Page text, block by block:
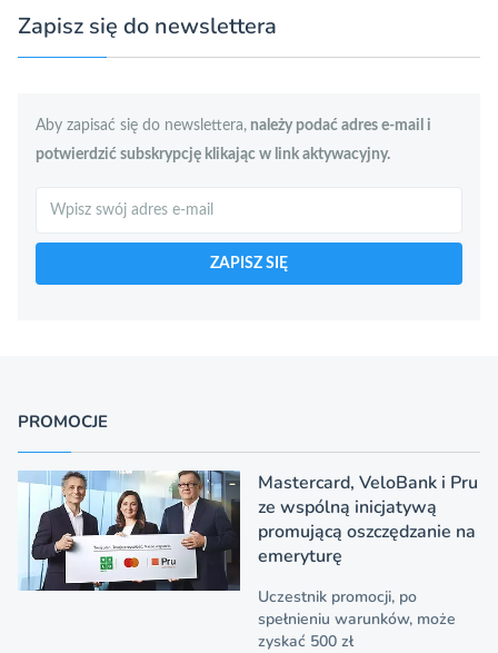
Zapisz się do newslettera
Aby zapisać się do newslettera, należy podać adres e-mail i
potwierdzić subskrypcję klikając w link aktywacyjny.
ZAPISZ SIĘ
PROMOCJE
Mastercard, VeloBank i Pru
ze wspólną inicjatywą
promującą oszczędzanie na
emeryturę
Uczestnik promocji, po
spełnieniu warunków, może
zyskać 500 zł